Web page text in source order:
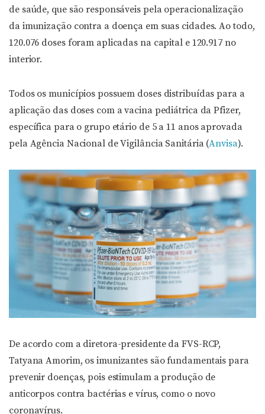
de saúde, que são responsáveis pela operacionalização
da imunização contra a doença em suas cidades. Ao todo,
120.076 doses foram aplicadas na capital e 120.917 no
interior.
Todos os municípios possuem doses distribuídas para a
aplicação das doses com a vacina pediátrica da Pfizer,
específica para o grupo etário de 5 a 11 anos aprovada
pela Agência Nacional de Vigilância Sanitária (Anvisa).
De acordo com a diretora-presidente da FVS-RCP,
Tatyana Amorim, os imunizantes são fundamentais para
prevenir doenças, pois estimulam a produção de
anticorpos contra bactérias e vírus, como o novo
coronavírus.